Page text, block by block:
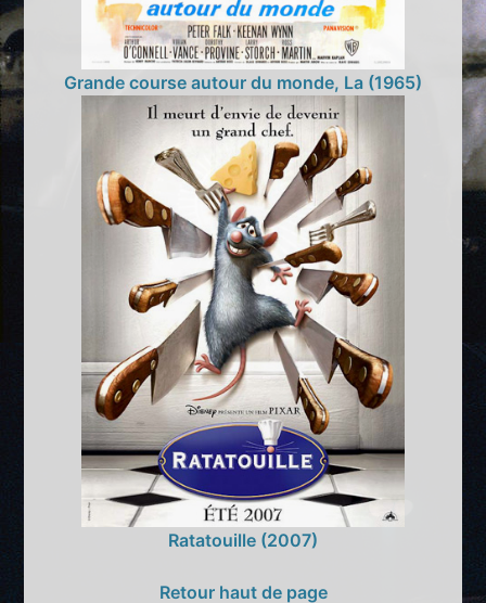
Grande course autour du monde, La (1965)
Ratatouille (2007)
Retour haut de page